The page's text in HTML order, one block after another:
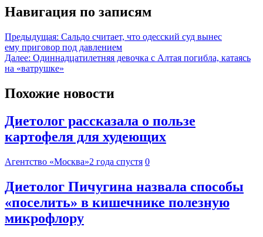
Навигация по записям
Предыдущая: Сальдо считает, что одесский суд вынес
ему приговор под давлением
Далее: Одиннадцатилетняя девочка с Алтая погибла, катаясь
на «ватрушке»
Похожие новости
Диетолог рассказала о пользе
картофеля для худеющих
Агентство «Москва»2 года спустя 0
Диетолог Пичугина назвала способы
«поселить» в кишечнике полезную
микрофлору